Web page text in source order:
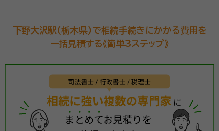
下野大沢駅(栃木県)で相続手続きにかかる費用を
一括見積する《簡単3ステップ》